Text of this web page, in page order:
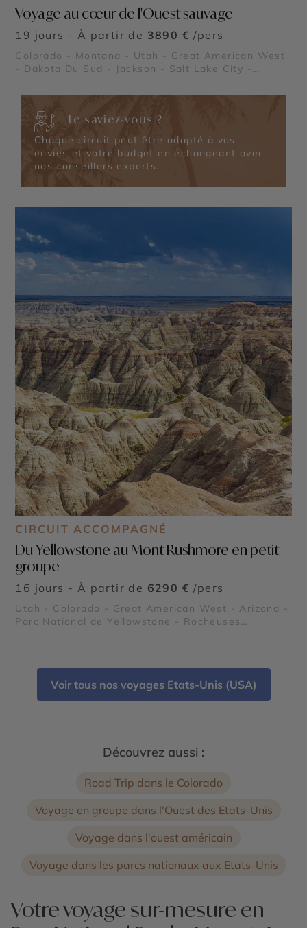
Voyage au cœur de l'Ouest sauvage
19 jours - À partir de 3890 € /pers
Colorado - Montana - Utah - Great American West
- Dakota Du Sud - Jackson - Salt Lake City -
Yellowstone - Black Hills - Parc National Rocky
National des Badlands - Mont Rushmore
Le saviez-vous ?
Chaque circuit peut être adapté à vos
envies et votre budget en échangeant avec
nos conseillers experts.
CIRCUIT ACCOMPAGNÉ
Du Yellowstone au Mont Rushmore en petit
groupe
16 jours - À partir de 6290 € /pers
Utah - Colorado - Great American West - Arizona -
Parc National de Yellowstone - Rocheuses
Voir tous nos voyages Etats-Unis (USA)
Découvrez aussi :
Road Trip dans le Colorado
Voyage en groupe dans l'Ouest des Etats-Unis
Voyage dans l'ouest américain
Voyage dans les parcs nationaux aux Etats-Unis
Votre voyage sur-mesure en